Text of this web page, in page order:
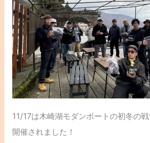
11/17は木崎湖モダンボートの初冬の
開催されました！